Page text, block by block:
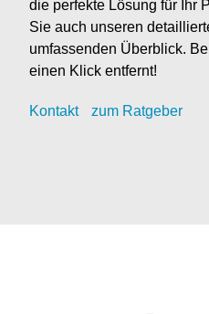
die perfekte Lösung für Ihr
Sie auch unseren
umfassenden Überblick.
einen Klick entfernt!
Kontakt zum Ratgeber